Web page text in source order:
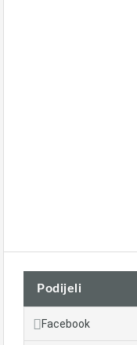
Podijeli
Facebook